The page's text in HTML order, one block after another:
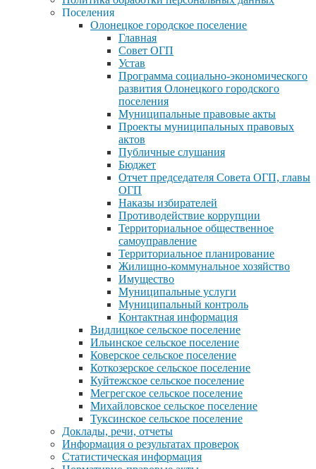
Поселения
Олонецкое городское поселение
Главная
Совет ОГП
Устав
Программа социально-экономического
развития Олонецкого городского
поселения
Муниципальные правовые акты
Проекты муниципальных правовых
актов
Публичные слушания
Бюджет
Отчет председателя Совета ОГП, главы
ОГП
Наказы избирателей
Противодействие коррупции
Территориальное общественное
самоуправление
Территориальное планирование
Жилищно-коммунальное хозяйство
Имущество
Муниципальные услуги
Муниципальный контроль
Контактная информация
Видлицкое сельское поселение
Ильинское сельское поселение
Коверское сельское поселение
Коткозерское сельское поселение
Куйтежское сельское поселение
Мегрегское сельское поселение
Михайловское сельское поселение
Туксинское сельское поселение
Доклады, речи, отчеты
Информация о результатах проверок
Статистическая информация